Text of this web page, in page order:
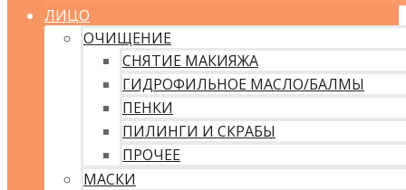
ЛИЦО
ОЧИЩЕНИЕ
СНЯТИЕ МАКИЯЖА
ГИДРОФИЛЬНОЕ МАСЛО/БАЛМЫ
ПЕНКИ
ПИЛИНГИ И СКРАБЫ
ПРОЧЕЕ
МАСКИ